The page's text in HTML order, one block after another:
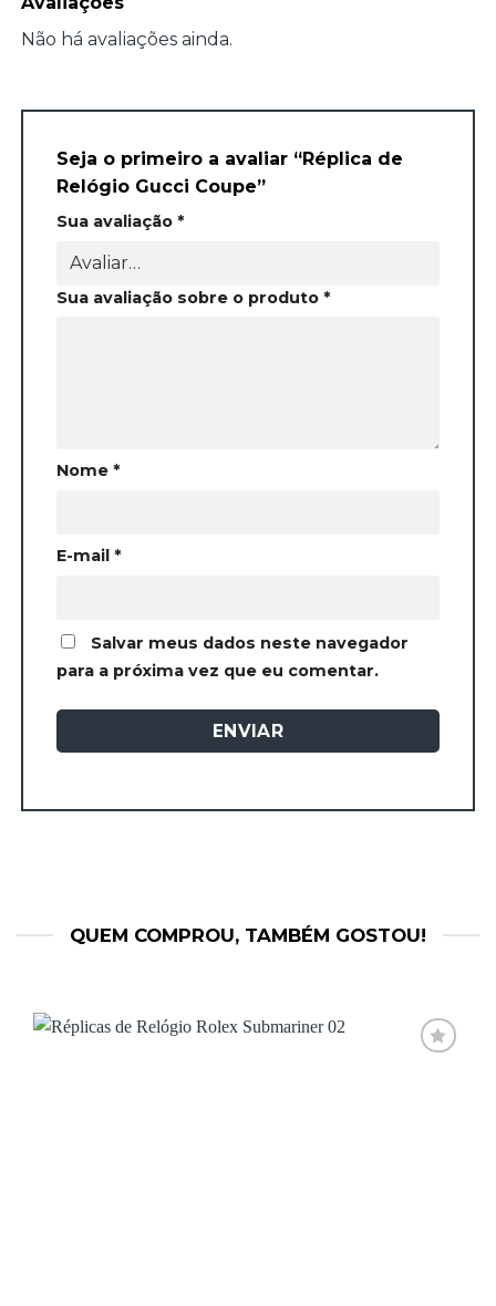
Não há avaliações ainda.
Seja o primeiro a avaliar “Réplica de
Relógio Gucci Coupe”
Sua avaliação *
Sua avaliação sobre o produto *
Nome *
E-mail *
Salvar meus dados neste navegador
para a próxima vez que eu comentar.
QUEM COMPROU, TAMBÉM GOSTOU!
Add to